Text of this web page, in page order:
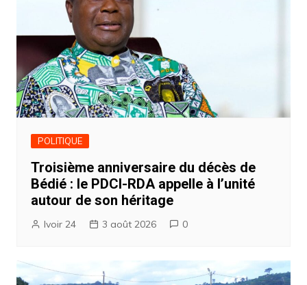
POLITIQUE
Troisième anniversaire du décès de
Bédié : le PDCI-RDA appelle à l’unité
autour de son héritage
Ivoir 24 3 août 2026 0